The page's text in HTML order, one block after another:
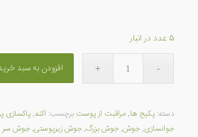
5 عدد در انبار
افزودن به سبد
دسته: پکیج ها, مراقبت از پوست برچسب: آکنه, پاکسازی
جوانسازی, جوش, جوش بزرگ, جوش زیرپوستی, جوش سر